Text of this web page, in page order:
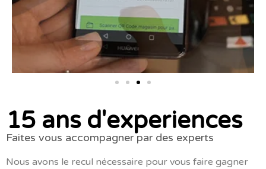
15 ans d'experiences
Faites vous accompagner par des experts
Nous avons le recul nécessaire pour vous faire gagner